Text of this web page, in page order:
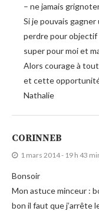
– ne jamais
Si je pouvais
perdre pour objectif
super pour moi et
Alors courage à
et cette
Nathalie
CORINNEB
1 mars 2014 - 19 h 43
Bonsoir
Mon astuce minceur :
bon il faut que j’arrête